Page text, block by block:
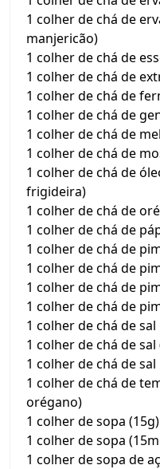
1 colher de chá de
manjericão)
1 colher de chá de
1 colher de chá de
1 colher de chá de
1 colher de chá de
1 colher de chá de
1 colher de chá de
1 colher de chá de
frigideira)
1 colher de chá de
1 colher de chá de
1 colher de chá de
1 colher de chá de
1 colher de chá de
1 colher de chá de
1 colher de chá de sal
1 colher de chá de
1 colher de chá de
1 colher de chá de
orégano)
1 colher de sopa
1 colher de sopa
1 colher de sopa de